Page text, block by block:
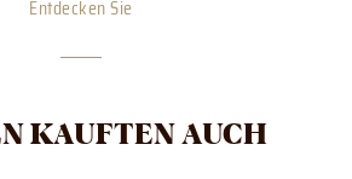
Entdecken Sie
KAUFTEN AUCH